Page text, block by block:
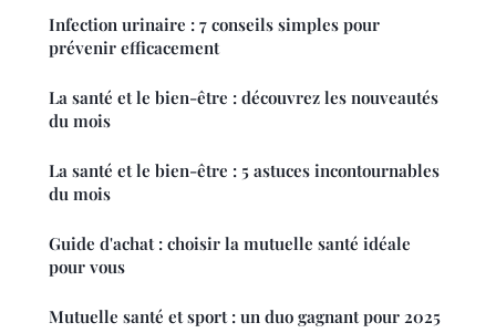
Infection urinaire : 7 conseils simples pour
prévenir efficacement
La santé et le bien-être : découvrez les nouveautés
du mois
La santé et le bien-être : 5 astuces incontournables
du mois
Guide d'achat : choisir la mutuelle santé idéale
pour vous
Mutuelle santé et sport : un duo gagnant pour 2025